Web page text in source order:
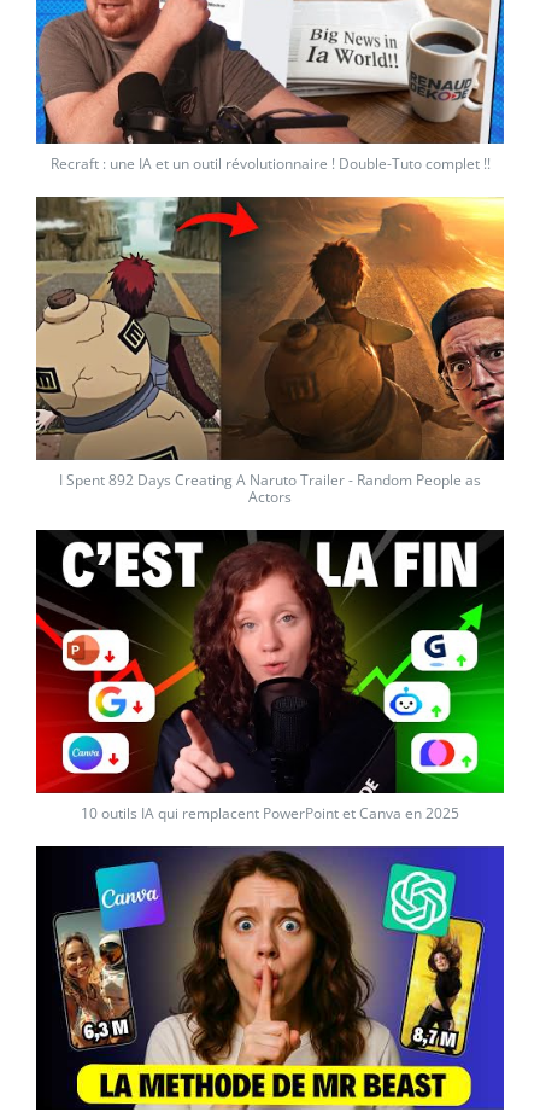
Recraft : une IA et un outil révolutionnaire ! Double-Tuto complet !!
I Spent 892 Days Creating A Naruto Trailer - Random People as
Actors
10 outils IA qui remplacent PowerPoint et Canva en 2025